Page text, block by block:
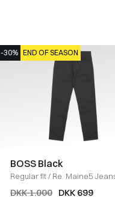
-30% END OF SEASON
BOSS Black
Regular fit/ Re. Maine5
SORT
DKK 1.000 DKK 699